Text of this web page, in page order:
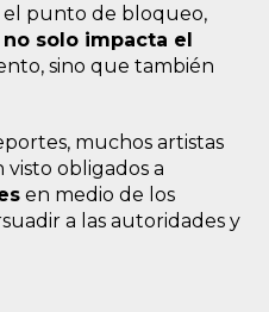
punto de bloqueo,
solo impacta el
sino que también
muchos artistas
visto obligados a
en medio de los
a las autoridades y